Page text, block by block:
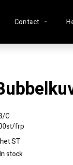
Contact
C
frp
ST
In stock